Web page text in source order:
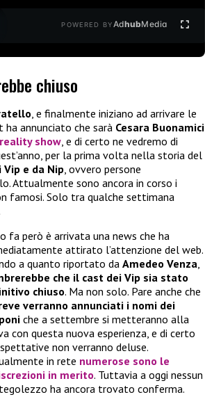
POWERED BYAdhubMedia
chiuso
, e finalmente iniziano ad arrivare le
annunciato che sarà Cesara Buonamici
reality show, e di certo ne vedremo di
per la prima volta nella storia del
e da Nip, ovvero persone
Attualmente sono ancora in corso i
famosi. Solo tra qualche settimana
fa però è arrivata una news che ha
attirato l’attenzione del web.
a quanto riportato daAmedeo Venza,
che il cast dei Vip sia stato
chiuso. Ma non solo. Pare anche che
verranno annunciati i nomi dei
che a settembre si metteranno alla
con questa nuova esperienza, e di certo
non verranno deluse.
in rete numerose sono le
in merito. Tuttavia a oggi nessun
ha ancora trovato conferma.